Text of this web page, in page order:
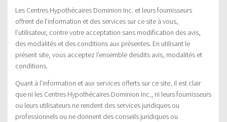
Les Centres Hypothécaires Dominion Inc. et leurs fournisseurs
offrent de l’information et des services sur ce site à vous,
l’utilisateur, contre votre acceptation sans modification des avis,
des modalités et des conditions aux présentes. En utilisant le
présent site, vous acceptez l’ensemble desdits avis, modalités et
conditions.
Quant à l’information et aux services offerts sur ce site, il est clair
que ni les Centres Hypothécaires Dominion Inc., ni leurs fournisseurs
ou leurs utilisateurs ne rendent des services juridiques ou
professionnels ou ne donnent des conseils juridiques ou